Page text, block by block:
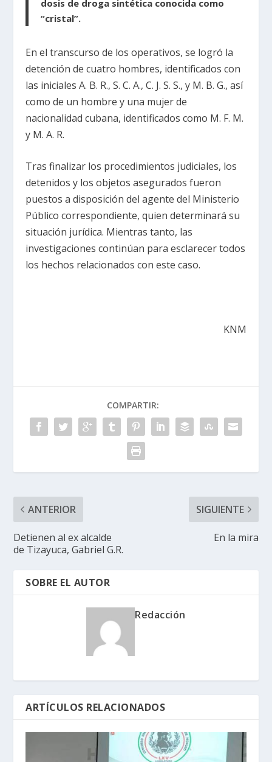
dosis de droga sintética conocida como
“cristal”.
En el transcurso de los operativos, se logró la
detención de cuatro hombres, identificados con
las iniciales A. B. R., S. C. A., C. J. S. S., y M. B. G., así
como de un hombre y una mujer de
nacionalidad cubana, identificados como M. F. M.
y M. A. R.
Tras finalizar los procedimientos judiciales, los
detenidos y los objetos asegurados fueron
puestos a disposición del agente del Ministerio
Público correspondiente, quien determinará su
situación jurídica. Mientras tanto, las
investigaciones continúan para esclarecer todos
los hechos relacionados con este caso.
KNM
COMPARTIR:
ANTERIOR
Detienen al ex alcalde
de Tizayuca, Gabriel G.R.
SIGUIENTE
En la mira
SOBRE EL AUTOR
Redacción
ARTÍCULOS RELACIONADOS